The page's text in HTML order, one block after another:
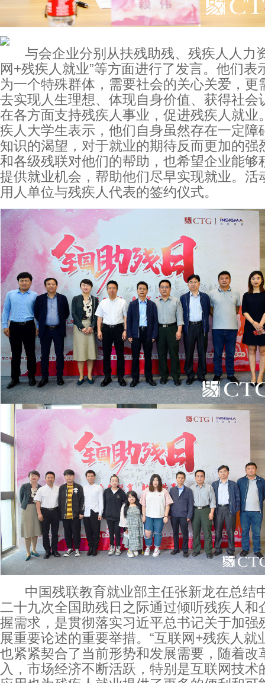
与会企业分别从扶残助残、残疾人人力
网+残疾人就业”等方面进行了发言。他们表
为一个特殊群体，需要社会的关心关爱，更
去实现人生理想、体现自身价值、获得社会
在各方面支持残疾人事业，促进残疾人就业
疾人大学生表示，他们自身虽然存在一定障
知识的渴望，对于就业的期待反而更加的强
和各级残联对他们的帮助，也希望企业能够
提供就业机会，帮助他们尽早实现就业。活
用人单位与残疾人代表的签约仪式。
中国残联教育就业部主任张新龙在总结
二十九次全国助残日之际通过倾听残疾人和
握需求，是贯彻落实习近平总书记关于加强
展重要论述的重要举措。“互联网+残疾人就
也紧紧契合了当前形势和发展需要，随着改
入，市场经济不断活跃，特别是互联网技术